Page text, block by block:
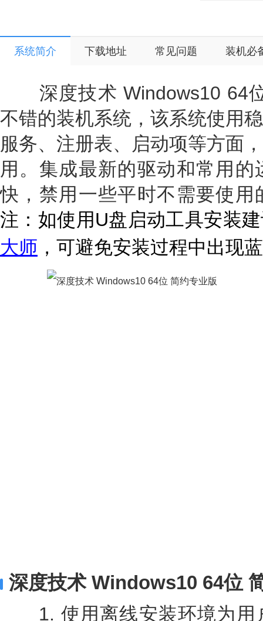
系统简介 下载地址 常见问题 装机必
深度技术 Windows10 64
不错的装机系统，该系统使用
服务、注册表、启动项等方面
用。集成最新的驱动和常用
快，禁用一些平时不需要使
注：如使用U盘启动工具安装
大师 ，可避免安装过程中出现
深度技术 Windows10 64位
1. 使用离线安装环境为用